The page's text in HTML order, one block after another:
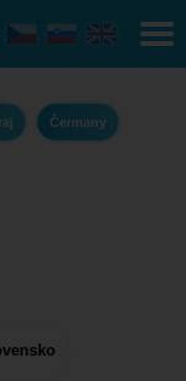
Čermany